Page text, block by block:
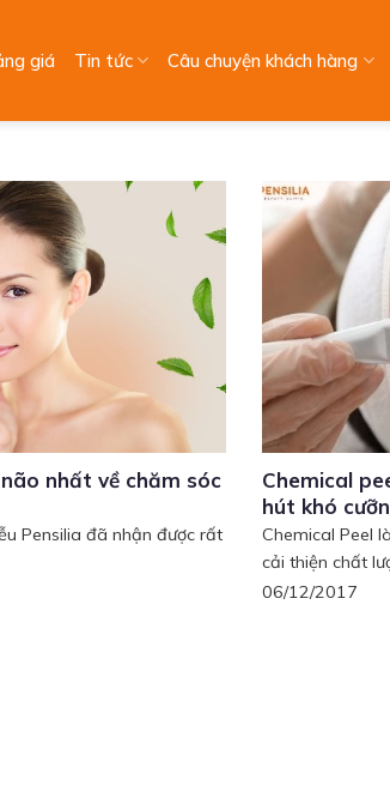
giá Tin tức Câu chuyện khách hàng
nhất về chăm sóc
Pensilia đã nhận được rất
Chemical
hút khó
Chemical Peel
cải thiện chất
06/12/2017